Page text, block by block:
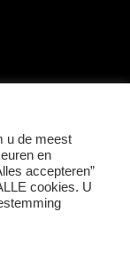
u de meest
en
accepteren”
cookies. U